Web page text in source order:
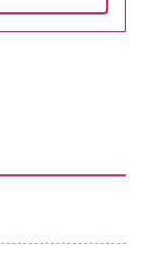
増刊
メの矜持／
KLMEA128G
17 用 保護フィ
KLMEA128G
ロゴ - クラ